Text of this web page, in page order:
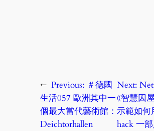
← Previous: ＃德國
生活057 歐洲其中一
個最大當代藝術館：
Deichtorhallen
Next:
《智慧囚
示範如何
hack 一